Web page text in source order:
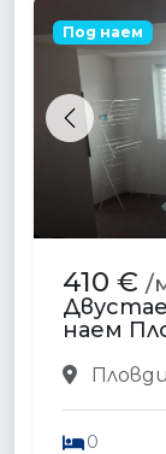
Previous
Под наем
410 € /
наем
0